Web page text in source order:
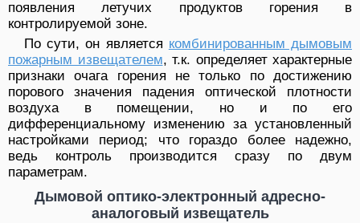
появления летучих продуктов горения в
контролируемой зоне.
По сути, он является комбинированным дымовым
пожарным извещателем, т.к. определяет характерные
признаки очага горения не только по достижению
порового значения падения оптической плотности
воздуха в помещении, но и по его
дифференциальному изменению за установленный
настройками период; что гораздо более надежно,
ведь контроль производится сразу по двум
параметрам.
Дымовой оптико-электронный адресно-
аналоговый извещатель